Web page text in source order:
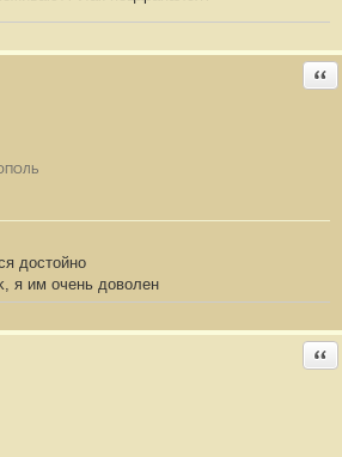
достойно
я им очень доволен